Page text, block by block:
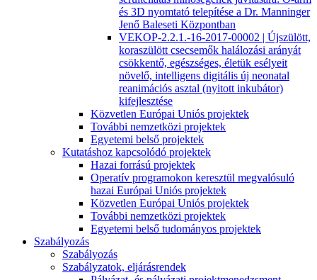
és 3D nyomtató telepítése a Dr. Manninger
Jenő Baleseti Központban
VEKOP-2.2.1.-16-2017-00002 | Újszülött,
koraszülött csecsemők halálozási arányát
csökkentő, egészséges, életük esélyeit
növelő, intelligens digitális új neonatal
reanimációs asztal (nyitott inkubátor)
kifejlesztése
Közvetlen Európai Uniós projektek
További nemzetközi projektek
Egyetemi belső projektek
Kutatáshoz kapcsolódó projektek
Hazai forrású projektek
Operatív programokon keresztül megvalósuló
hazai Európai Uniós projektek
Közvetlen Európai Uniós projektek
További nemzetközi projektek
Egyetemi belső tudományos projektek
Szabályozás
Szabályozás
Szabályzatok, eljárásrendek